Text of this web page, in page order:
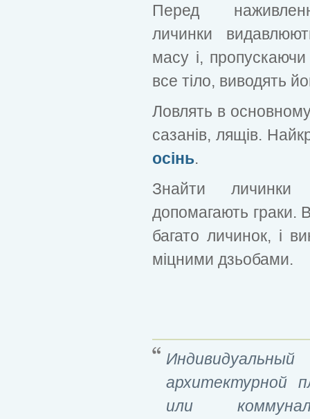
Перед
личинки
масу і, пропускаючи
все тіло, виводять
Ловлять в основному
сазанів, лящів.
осінь.
Знайти личинки
допомагають граки.
багато личинок, і
міцними дзьобами.
архитектурной
или